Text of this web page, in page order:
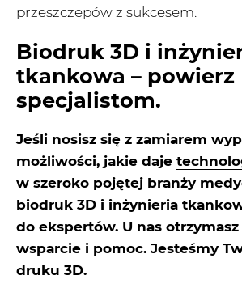
przeszczepów z sukcesem.
Biodruk 3D i
tkankowa – powierz
specjalistom.
Jeśli nosisz się z zamiarem
możliwości, jakie daje
w szeroko pojętej branży
biodruk 3D i inżynieria
do ekspertów. U nas
wsparcie i pomoc. Jesteśmy
druku 3D.